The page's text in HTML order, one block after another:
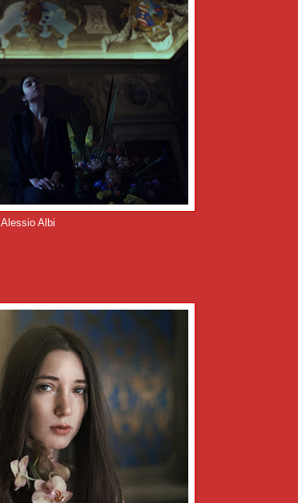
Alessio Albi